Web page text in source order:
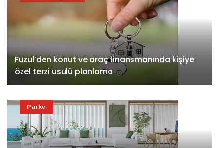
Fuzul’den konut ve araç finansmanında kişiye
özel terzi usulü planlama
Parke